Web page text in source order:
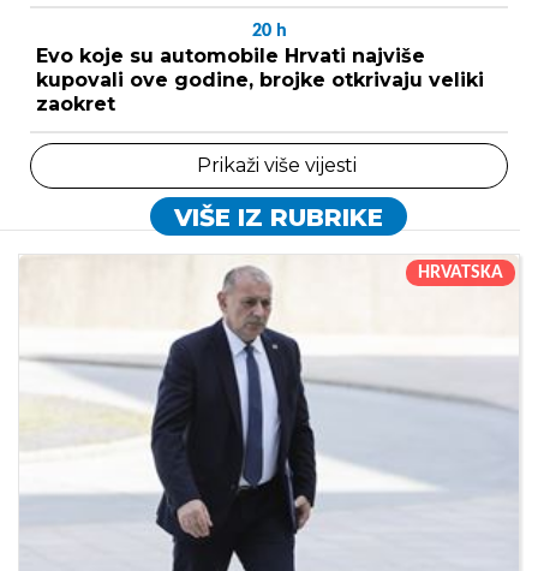
20 h
Evo koje su automobile Hrvati najviše
kupovali ove godine, brojke otkrivaju veliki
zaokret
Prikaži više vijesti
VIŠE IZ RUBRIKE
HRVATSKA